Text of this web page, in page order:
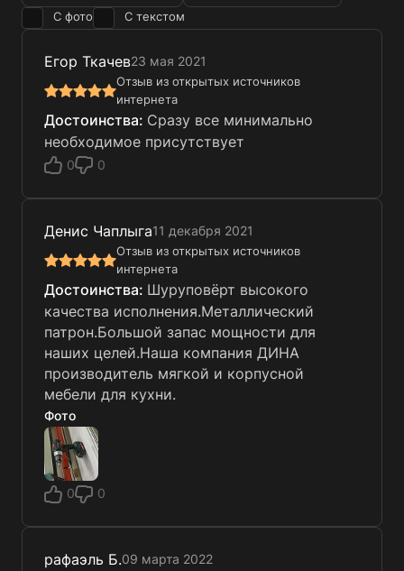
С фото С текстом
Егор Ткачев23 мая 2021
Отзыв из открытых источников
интернета
Сразу все минимально
необходимое присутствует
0 0
Денис Чаплыга11 декабря 2021
Отзыв из открытых источников
интернета
Шуруповёрт высокого
качества исполнения.Металлический
патрон.Большой запас мощности для
наших целей.Наша компания ДИНА
производитель мягкой и корпусной
мебели для кухни.
Фото
0 0
рафаэль Б.09 марта 2022